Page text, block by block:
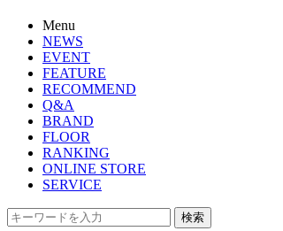
Menu
NEWS
EVENT
FEATURE
RECOMMEND
Q&A
BRAND
FLOOR
RANKING
ONLINE STORE
SERVICE
検索